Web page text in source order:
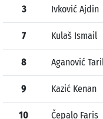
3 Ivković Ajdin
7 Kulaš Ismail
8 Aganović
9 Kazić Kenan
10 Čepalo Faris